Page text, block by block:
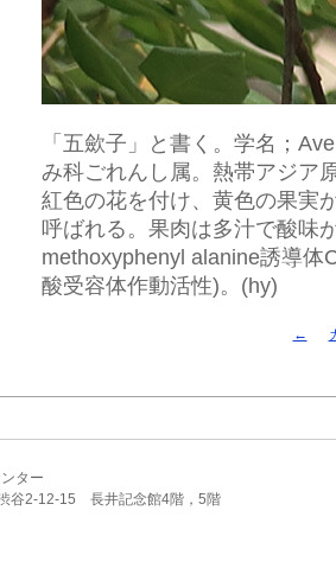
「五歛子」と書く。学名；
み科ごれんし属。熱帯アジア
紅色の花を付け、黄色の果実
呼ばれる。果肉は多汁で酸味
methoxyphenyl alanine誘導体
酸受容体作動活性)。(hy)
←
ター
谷2-12-15 長井記念館4階，5階